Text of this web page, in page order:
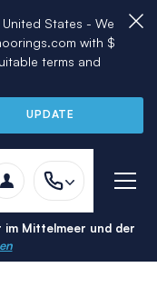
States - We
with $
terms and
UPDATE
Mittelmeer und der